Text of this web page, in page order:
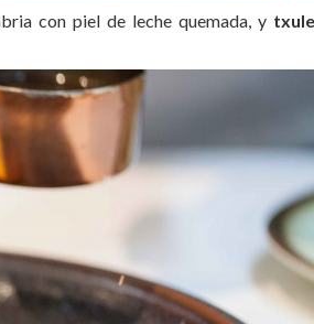
con piel de leche quemada, y